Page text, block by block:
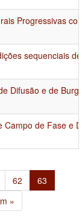
Progressivas
sequenciais
Difusão e de
Campo de Fase e
62
63
»